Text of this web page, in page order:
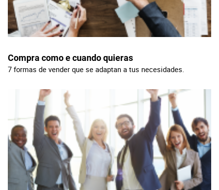
Compra como e cuando quieras
7 formas de vender que se adaptan a tus necesidades.